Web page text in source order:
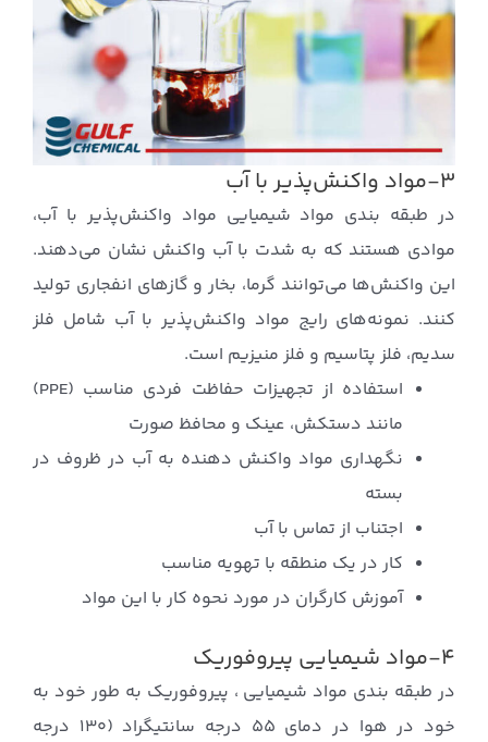
۳-مواد واکنش‌پذیر با آب
در طبقه بندی مواد شیمیایی مواد واکنش‌پذیر با آب،
موادی هستند که به شدت با آب واکنش نشان می‌دهند.
این واکنش‌ها می‌توانند گرما، بخار و گازهای انفجاری تولید
کنند. نمونه‌های رایج مواد واکنش‌پذیر با آب شامل فلز
سدیم، فلز پتاسیم و فلز منیزیم است.
استفاده از تجهیزات حفاظت فردی مناسب (PPE)
مانند دستکش، عینک و محافظ صورت
نگهداری مواد واکنش دهنده به آب در ظروف در
بسته
اجتناب از تماس با آب
کار در یک منطقه با تهویه مناسب
آموزش کارگران در مورد نحوه کار با این مواد
۴-مواد شیمیایی پیروفوریک
در طبقه بندی مواد شیمیایی ، پیروفوریک به طور خود به
خود در هوا در دمای 55 درجه سانتیگراد (130 درجه